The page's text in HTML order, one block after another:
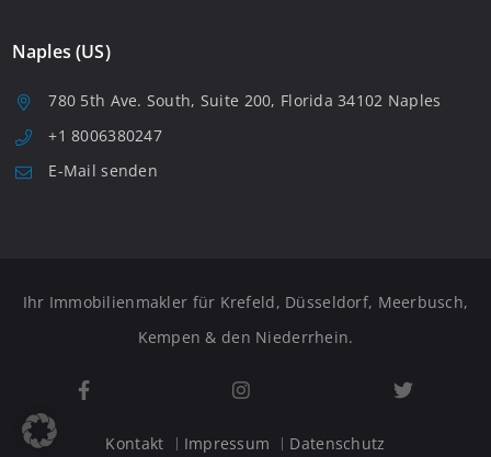
Naples (US)
780 5th Ave. South, Suite 200, Florida 34102 Naples
+1 8006380247
E-Mail senden
Ihr Immobilienmakler für Krefeld, Düsseldorf, Meerbusch,
Kempen & den Niederrhein.
Kontakt Impressum Datenschutz